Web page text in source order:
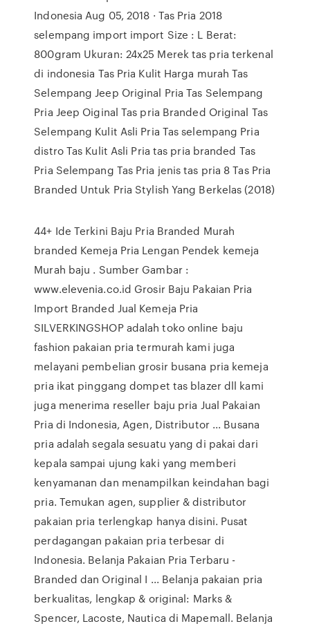
Indonesia Aug 05, 2018 · Tas Pria 2018
selempang import import Size : L Berat:
800gram Ukuran: 24x25 Merek tas pria terkenal
di indonesia Tas Pria Kulit Harga murah Tas
Selempang Jeep Original Pria Tas Selempang
Pria Jeep Oiginal Tas pria Branded Original Tas
Selempang Kulit Asli Pria Tas selempang Pria
distro Tas Kulit Asli Pria tas pria branded Tas
Pria Selempang Tas Pria jenis tas pria 8 Tas Pria
Branded Untuk Pria Stylish Yang Berkelas (2018)
44+ Ide Terkini Baju Pria Branded Murah
branded Kemeja Pria Lengan Pendek kemeja
Murah baju . Sumber Gambar :
www.elevenia.co.id Grosir Baju Pakaian Pria
Import Branded Jual Kemeja Pria
SILVERKINGSHOP adalah toko online baju
fashion pakaian pria termurah kami juga
melayani pembelian grosir busana pria kemeja
pria ikat pinggang dompet tas blazer dll kami
juga menerima reseller baju pria Jual Pakaian
Pria di Indonesia, Agen, Distributor ... Busana
pria adalah segala sesuatu yang di pakai dari
kepala sampai ujung kaki yang memberi
kenyamanan dan menampilkan keindahan bagi
pria. Temukan agen, supplier & distributor
pakaian pria terlengkap hanya disini. Pusat
perdagangan pakaian pria terbesar di
Indonesia. Belanja Pakaian Pria Terbaru -
Branded dan Original I ... Belanja pakaian pria
berkualitas, lengkap & original: Marks &
Spencer, Lacoste, Nautica di Mapemall. Belanja